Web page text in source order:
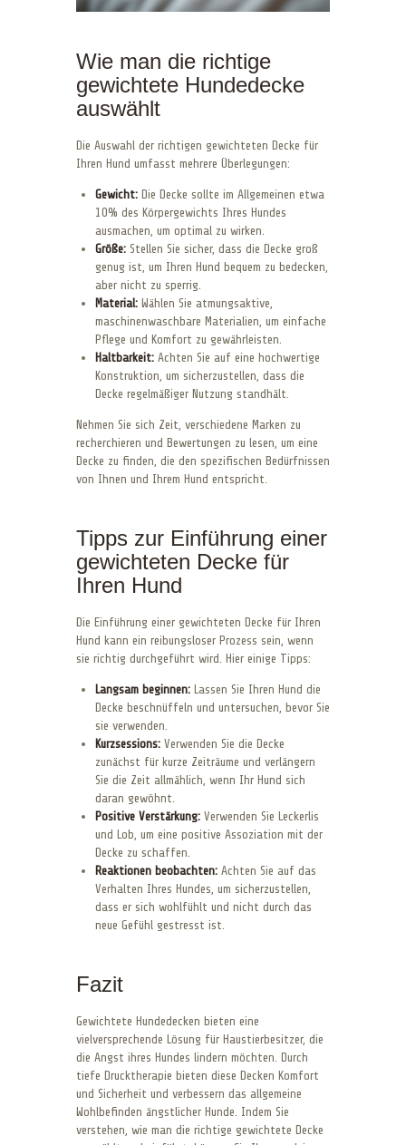
Wie man die richtige
gewichtete Hundedecke
auswählt
Die Auswahl der richtigen gewichteten Decke für
Ihren Hund umfasst mehrere Überlegungen:
Gewicht: Die Decke sollte im Allgemeinen etwa
10% des Körpergewichts Ihres Hundes
ausmachen, um optimal zu wirken.
Größe: Stellen Sie sicher, dass die Decke groß
genug ist, um Ihren Hund bequem zu bedecken,
aber nicht zu sperrig.
Material: Wählen Sie atmungsaktive,
maschinenwaschbare Materialien, um einfache
Pflege und Komfort zu gewährleisten.
Haltbarkeit: Achten Sie auf eine hochwertige
Konstruktion, um sicherzustellen, dass die
Decke regelmäßiger Nutzung standhält.
Nehmen Sie sich Zeit, verschiedene Marken zu
recherchieren und Bewertungen zu lesen, um eine
Decke zu finden, die den spezifischen Bedürfnissen
von Ihnen und Ihrem Hund entspricht.
Tipps zur Einführung einer
gewichteten Decke für
Ihren Hund
Die Einführung einer gewichteten Decke für Ihren
Hund kann ein reibungsloser Prozess sein, wenn
sie richtig durchgeführt wird. Hier einige Tipps:
Langsam beginnen: Lassen Sie Ihren Hund die
Decke beschnüffeln und untersuchen, bevor Sie
sie verwenden.
Kurzsessions: Verwenden Sie die Decke
zunächst für kurze Zeiträume und verlängern
Sie die Zeit allmählich, wenn Ihr Hund sich
daran gewöhnt.
Positive Verstärkung: Verwenden Sie Leckerlis
und Lob, um eine positive Assoziation mit der
Decke zu schaffen.
Reaktionen beobachten: Achten Sie auf das
Verhalten Ihres Hundes, um sicherzustellen,
dass er sich wohlfühlt und nicht durch das
neue Gefühl gestresst ist.
Fazit
Gewichtete Hundedecken bieten eine
vielversprechende Lösung für Haustierbesitzer, die
die Angst ihres Hundes lindern möchten. Durch
tiefe Drucktherapie bieten diese Decken Komfort
und Sicherheit und verbessern das allgemeine
Wohlbefinden ängstlicher Hunde. Indem Sie
verstehen, wie man die richtige gewichtete Decke